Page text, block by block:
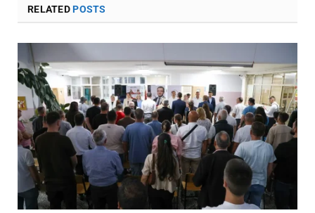
RELATEDPOSTS